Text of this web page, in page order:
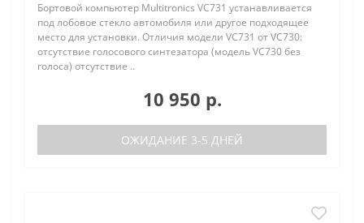
Бортовой компьютер Multitronics VC731 устанавливается
под лобовое стекло автомобиля или другое подходящее
место для установки. Отличия модели VC731 от VC730:
отсутствие голосового синтезатора (модель VC730 без
голоса) отсутствие ..
10 950 р.
ОЖИДАНИЕ 3-5 ДНЕЙ